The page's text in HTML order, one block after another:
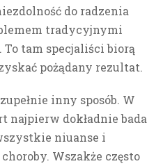
do radzenia
tradycyjnymi
To tam specjaliści biorą
pożądany rezultat.
inny sposób. W
najpierw dokładnie bada
niuanse i
Wszakże często